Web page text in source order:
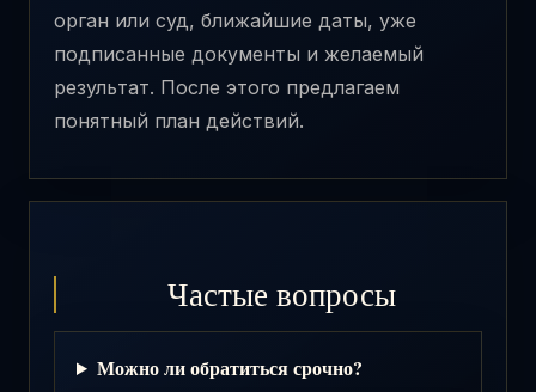
орган или суд, ближайшие даты, уже
подписанные документы и желаемый
результат. После этого предлагаем
понятный план действий.
Частые вопросы
Можно ли обратиться срочно?